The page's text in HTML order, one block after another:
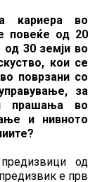
кариера во
повеќе од 20
од 30 земји во
кои се
поврзани со
за
прашања во
и нивното
од
е прв